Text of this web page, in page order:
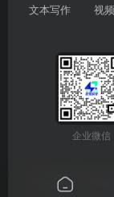
文本写作
视
企业微信
Copyright © 2026